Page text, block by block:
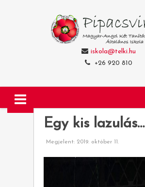
iskola@telki.hu
+26 920 810
Egy kis lazulás…
Megjelent: 2019. október 11.